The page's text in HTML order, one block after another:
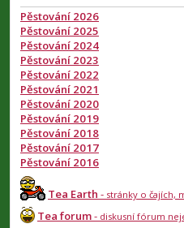
v
e
k
Pěstování 2026
Pěstování 2025
Pěstování 2024
Pěstování 2023
Pěstování 2022
Pěstování 2021
Pěstování 2020
Pěstování 2019
Pěstování 2018
Pěstování 2017
Pěstování 2016
Tea Earth - stránky o čajích,
Tea forum- diskusní fórum